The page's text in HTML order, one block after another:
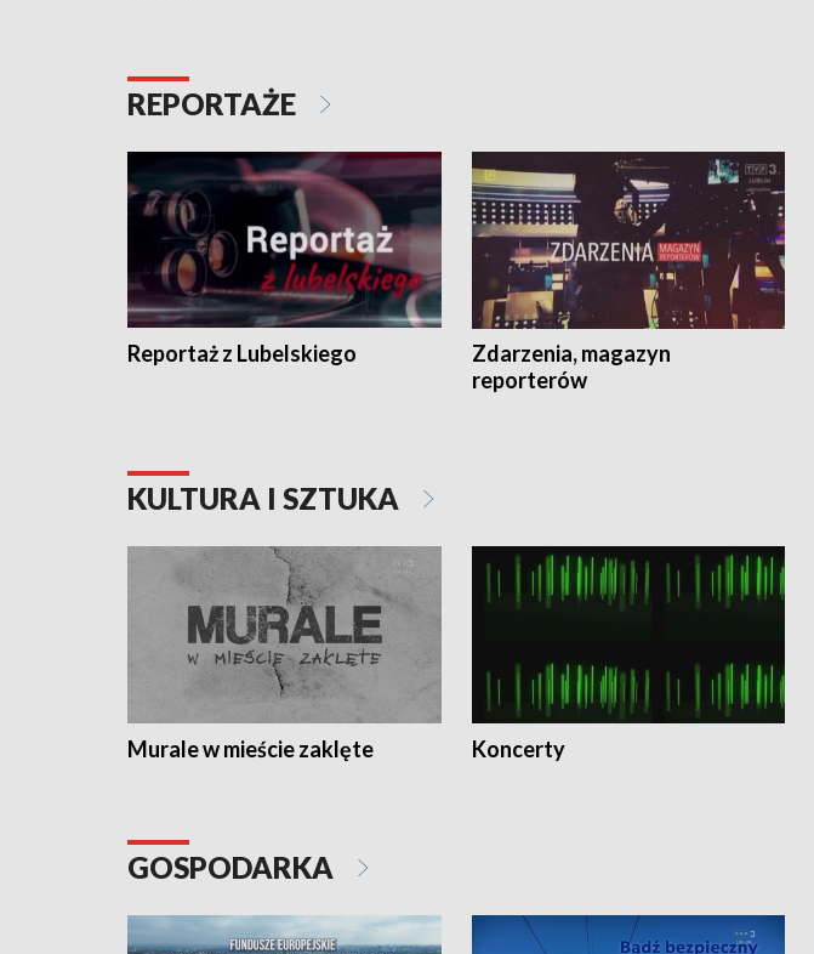
REPORTAŻE
Reportaż z Lubelskiego
Zdarzenia, magazyn
reporterów
KULTURA I SZTUKA
Murale w mieście zaklęte Koncerty
GOSPODARKA